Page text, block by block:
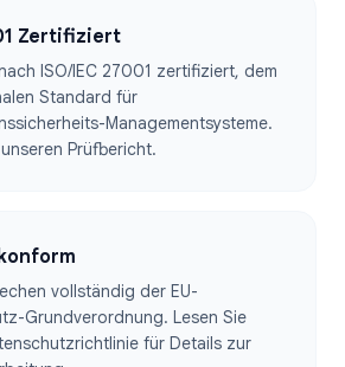
Zertifiziert
ISO/IEC 27001 zertifiziert, dem
Standard für
Managementsysteme.
Prüfbericht.
vollständig der EU-
Grundverordnung. Lesen Sie
für Details zur